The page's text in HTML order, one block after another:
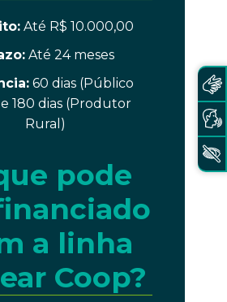
Até R$ 10.000,00
Até 24 meses
60 dias (Público
180 dias (Produtor
Rural)
pode
a linha
Coop?